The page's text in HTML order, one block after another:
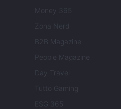
Money 365
Zona Nerd
B2B Magazine
People Magazine
Day Travel
Tutto Gaming
ESG 365